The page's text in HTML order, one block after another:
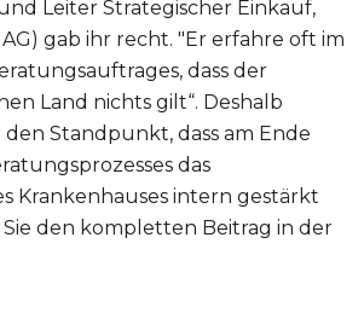
Leiter Strategischer Einkauf,
gab ihr recht. "Er erfahre oft im
dass der
Land nichts gilt“. Deshalb
Standpunkt, dass am Ende
das
Krankenhauses intern gestärkt
Sie den kompletten Beitrag in der